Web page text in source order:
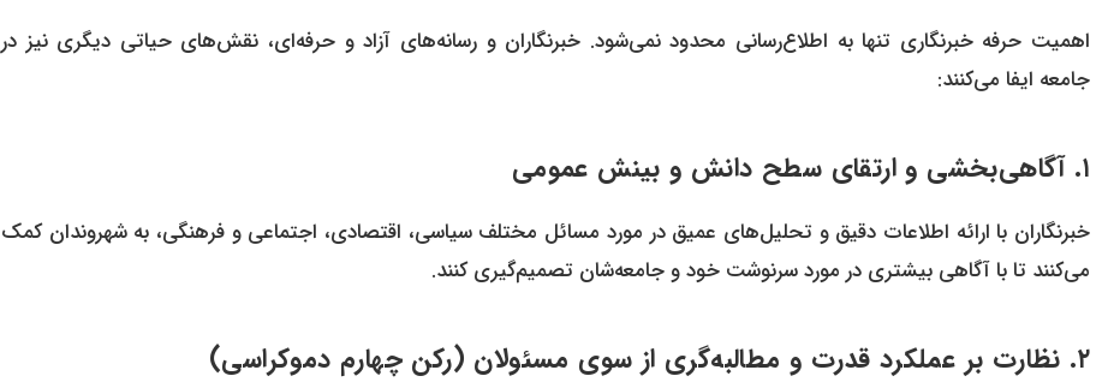
اهمیت حرفه خبرنگاری تنها به اطلاع‌رسانی محدود نمی‌شود. خبرنگاران و رسانه‌های آزاد و حرفه‌ای، نقش‌های حیاتی دیگری نیز در
جامعه ایفا می‌کنند:
۱. آگاهی‌بخشی و ارتقای سطح دانش و بینش عمومی
خبرنگاران با ارائه اطلاعات دقیق و تحلیل‌های عمیق در مورد مسائل مختلف سیاسی، اقتصادی، اجتماعی و فرهنگی، به شهروندان کمک
می‌کنند تا با آگاهی بیشتری در مورد سرنوشت خود و جامعه‌شان تصمیم‌گیری کنند.
۲. نظارت بر عملکرد قدرت و مطالبه‌گری از سوی مسئولان (رکن چهارم دموکراسی)